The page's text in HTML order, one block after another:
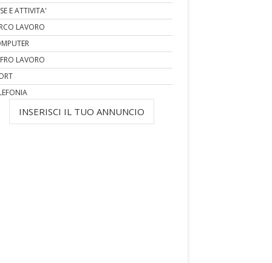
E ATTIVITA'
LAVORO
LAVORO
INSERISCI IL TUO ANNUNCIO